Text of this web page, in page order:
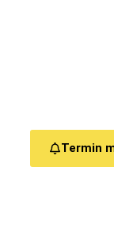
Termin